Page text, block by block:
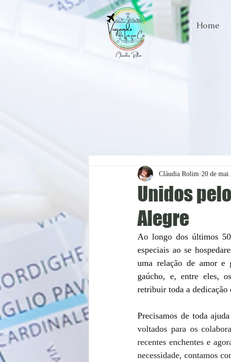
Home
Unidos
Alegre
Cláudia Rolim 20 de
Ao longo dos últimos 50
especiais ao se
uma relação de amor e
gaúcho, e, entre eles,
retribuir toda a dedicação
Precisamos de toda
voltados para os
recentes enchentes e
necessidade, contamos